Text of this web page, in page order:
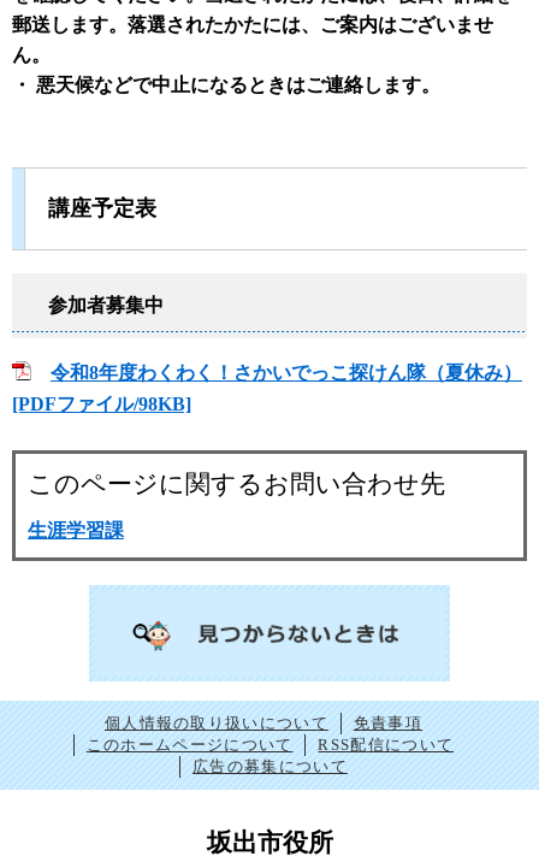
郵送します。落選されたかたには、ご案内はございませ
ん。
・ 悪天候などで中止になるときはご連絡します。
講座予定表
参加者募集中
令和8年度わくわく！さかいでっこ探けん隊（夏休み）
[PDFファイル/98KB]
このページに関するお問い合わせ先
生涯学習課
個人情報の取り扱いについて
免責事項
このホームページについて
RSS配信について
広告の募集について
坂出市役所